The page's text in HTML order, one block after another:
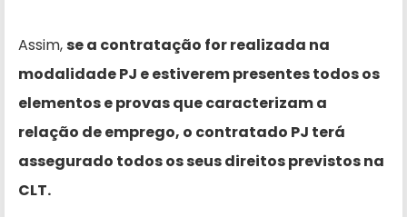
Assim,se a contratação for realizada na
modalidade PJ e estiverem presentes todos os
elementos e provas que caracterizam a
relação de emprego, o contratado PJ terá
assegurado todos os seus direitos previstos na
CLT.